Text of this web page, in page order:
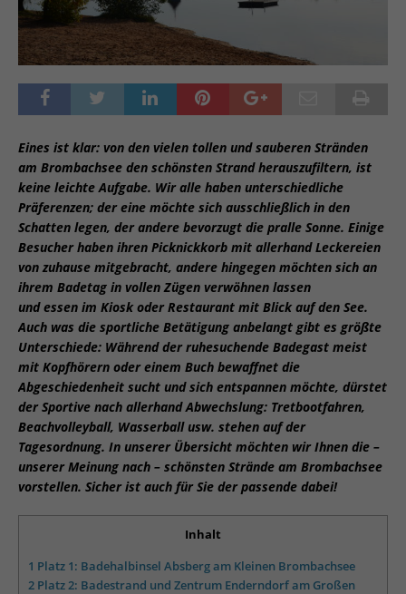
Eines ist klar: von den vielen tollen und sauberen Stränden
am Brombachsee den schönsten Strand herauszufiltern, ist
keine leichte Aufgabe. Wir alle haben unterschiedliche
Präferenzen; der eine möchte sich ausschließlich in den
Schatten legen, der andere bevorzugt die pralle Sonne. Einige
Besucher haben ihren Picknickkorb mit allerhand Leckereien
von zuhause mitgebracht, andere hingegen möchten sich an
ihrem Badetag in vollen Zügen verwöhnen lassen
und essen im Kiosk oder Restaurant mit Blick auf den See.
Auch was die sportliche Betätigung anbelangt gibt es größte
Unterschiede: Während der ruhesuchende Badegast meist
mit Kopfhörern oder einem Buch bewaffnet die
Abgeschiedenheit sucht und sich entspannen möchte, dürstet
der Sportive nach allerhand Abwechslung: Tretbootfahren,
Beachvolleyball, Wasserball usw. stehen auf der
Tagesordnung. In unserer Übersicht möchten wir Ihnen die –
unserer Meinung nach – schönsten Strände am Brombachsee
vorstellen. Sicher ist auch für Sie der passende dabei!
Inhalt
1 Platz 1: Badehalbinsel Absberg am Kleinen Brombachsee
2 Platz 2: Badestrand und Zentrum Enderndorf am Großen